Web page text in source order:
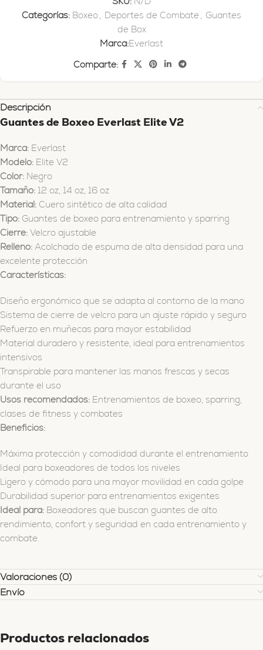
Categorías: Boxeo, Deportes de Combate , Guantes
de Box
Marca:Everlast
Comparte:
Descripción
Guantes de Boxeo Everlast Elite V2
Marca: Everlast
Modelo: Elite V2
Color: Negro
Tamaño: 12 oz, 14 oz, 16 oz
Material: Cuero sintético de alta calidad
Tipo: Guantes de boxeo para entrenamiento y sparring
Cierre: Velcro ajustable
Relleno: Acolchado de espuma de alta densidad para una
excelente protección
Características:
Diseño ergonómico que se adapta al contorno de la mano
Sistema de cierre de velcro para un ajuste rápido y seguro
Refuerzo en muñecas para mayor estabilidad
Material duradero y resistente, ideal para entrenamientos
intensivos
Transpirable para mantener las manos frescas y secas
durante el uso
Usos recomendados: Entrenamientos de boxeo, sparring,
clases de fitness y combates
Beneficios:
Máxima protección y comodidad durante el entrenamiento
Ideal para boxeadores de todos los niveles
Ligero y cómodo para una mayor movilidad en cada golpe
Durabilidad superior para entrenamientos exigentes
Ideal para: Boxeadores que buscan guantes de alto
rendimiento, confort y seguridad en cada entrenamiento y
combate.
Valoraciones (0)
Envío
Productos relacionados